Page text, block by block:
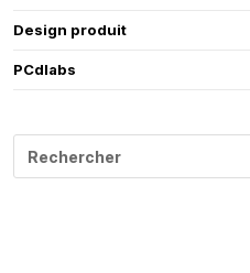
Design produit
PCdlabs